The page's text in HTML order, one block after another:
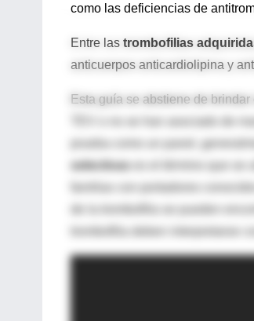
como las deficiencias de
Entre las trombofilias
anticuerpos anticardiolipina y
Esta guía se abstiene de
prueba como un panel,
selectivas
familias con portadores
de la trombofilia se pueden